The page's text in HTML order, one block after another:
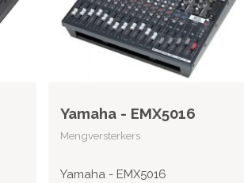
Yamaha - EMX5016
Mengversterkers
Yamaha - EMX5016